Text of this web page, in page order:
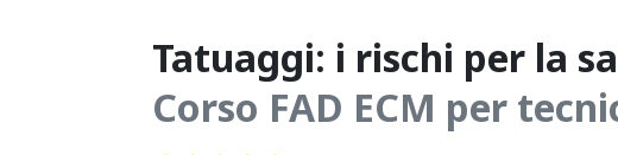
Tatuaggi: i rischi per la
Corso FAD ECM per